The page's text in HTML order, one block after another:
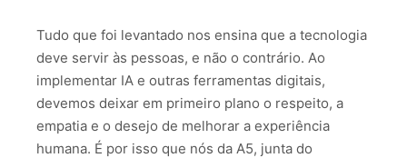
Tudo que foi levantado nos ensina que a tecnologia
deve servir às pessoas, e não o contrário. Ao
implementar IA e outras ferramentas digitais,
devemos deixar em primeiro plano o respeito, a
empatia e o desejo de melhorar a experiência
humana. É por isso que nós da A5, junta do